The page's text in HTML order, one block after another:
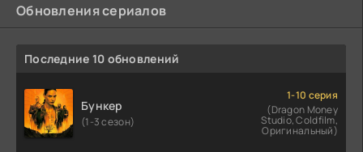
Обновления сериалов
Последние 10 обновлений
Бункер
(1-3 сезон)
1-10 серия
(Dragon Money
Studio, Coldfilm,
Оригинальный)